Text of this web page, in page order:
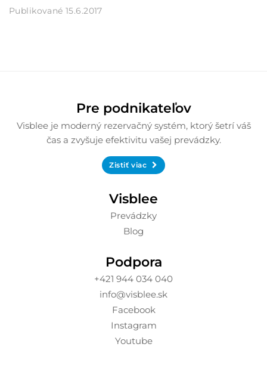
Publikované 15.6.2017
Pre podnikateľov
Visblee je moderný rezervačný systém, ktorý šetrí váš
čas a zvyšuje efektivitu vašej prevádzky.
Zistiť viac
Visblee
Prevádzky
Blog
Podpora
+421 944 034 040
info@visblee.sk
Facebook
Instagram
Youtube